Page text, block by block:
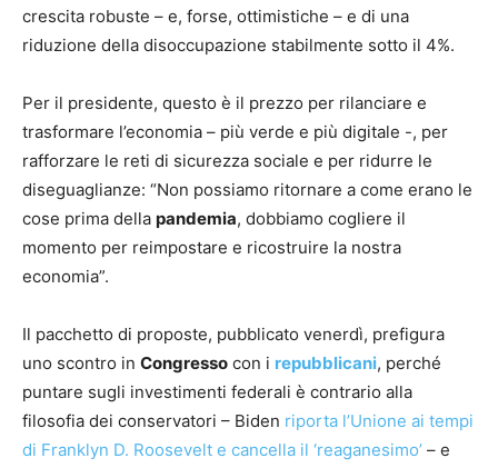
crescita robuste – e, forse, ottimistiche – e di una
riduzione della disoccupazione stabilmente sotto il 4%.
Per il presidente, questo è il prezzo per rilanciare e
trasformare l’economia – più verde e più digitale -, per
rafforzare le reti di sicurezza sociale e per ridurre le
diseguaglianze: “Non possiamo ritornare a come erano le
cose prima della pandemia, dobbiamo cogliere il
momento per reimpostare e ricostruire la nostra
economia”.
Il pacchetto di proposte, pubblicato venerdì, prefigura
uno scontro in Congresso con i repubblicani, perché
puntare sugli investimenti federali è contrario alla
filosofia dei conservatori – Biden riporta l’Unione ai tempi
di Franklyn D. Roosevelt e cancella il ‘reaganesimo’ – e